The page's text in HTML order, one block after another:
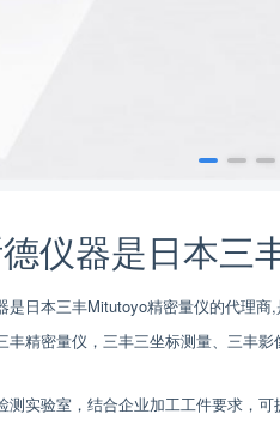
仪器是日本三
是日本三丰Mitutoyo精密量仪的代理商,
丰精密量仪，三丰三坐标测量、三丰
测实验室，结合企业加工工件要求，